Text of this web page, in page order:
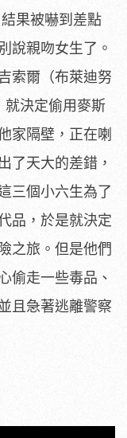
果被嚇到差點
說親吻女生了。
索爾（布萊迪努
就決定偷用麥斯
家隔壁，正在喇
了天大的差錯，
三個小六生為了
品，於是就決定
之旅。但是他們
偷走一些毒品、
且急著逃離警察